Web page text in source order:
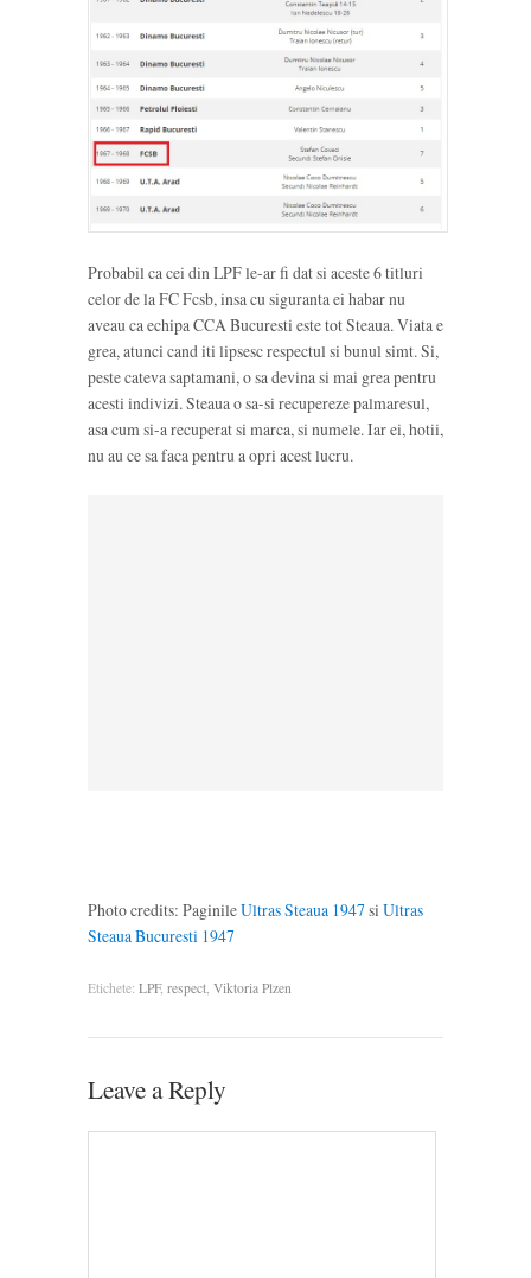
Probabil ca cei din LPF le-ar fi dat si aceste 6 titluri
celor de la FC Fcsb, insa cu siguranta ei habar nu
aveau ca echipa CCA Bucuresti este tot Steaua. Viata e
grea, atunci cand iti lipsesc respectul si bunul simt. Si,
peste cateva saptamani, o sa devina si mai grea pentru
acesti indivizi. Steaua o sa-si recupereze palmaresul,
asa cum si-a recuperat si marca, si numele. Iar ei, hotii,
nu au ce sa faca pentru a opri acest lucru.
Photo credits: PaginileUltras Steaua 1947si Ultras
Steaua Bucuresti 1947
Etichete: LPF, respect, Viktoria Plzen
Leave a Reply